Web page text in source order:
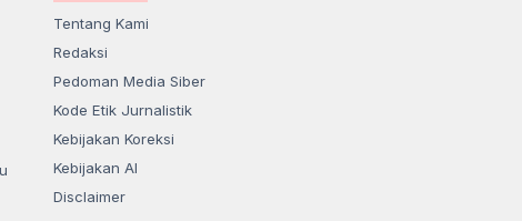
Tentang Kami
Redaksi
Pedoman Media Siber
Kode Etik Jurnalistik
Kebijakan Koreksi
Kebijakan AI
Disclaimer